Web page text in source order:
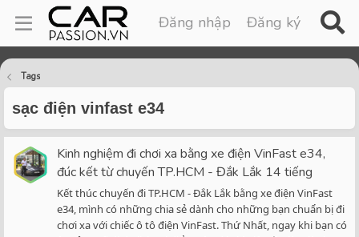
Đăng nhập Đăng ký
Tags
sạc điện vinfast e34
Kinh nghiệm đi chơi xa bằng xe điện VinFast e34,
đúc kết từ chuyến TP.HCM - Đắk Lắk 14 tiếng
Kết thúc chuyến đi TP.HCM - Đắk Lắk bằng xe điện VinFast
e34, mình có những chia sẻ dành cho những bạn chuẩn bị đi
chơi xa với chiếc ô tô điện VinFast. Thứ Nhất, ngay khi bạn có